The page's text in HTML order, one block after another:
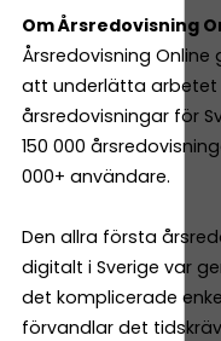
Om Årsredovisning
Årsredovisning
att underlätta arbetet
årsredovisningar för
150 000
000+ användare.
Den allra första
digitalt i Sverige var
det komplicerade
förvandlar det